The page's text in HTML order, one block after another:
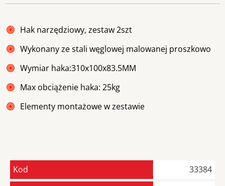
Hak narzędziowy, zestaw 2szt
Wykonany ze stali węglowej malowanej proszkowo
Wymiar haka:310x100x83.5MM
Max obciążenie haka: 25kg
Elementy montażowe w zestawie
Kod
33384